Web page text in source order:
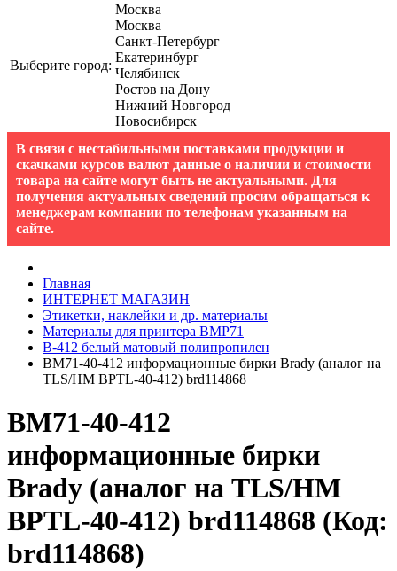
Выберите город:
Москва
Москва
Санкт-Петербург
Екатеринбург
Челябинск
Ростов на Дону
Нижний Новгород
Новосибирск
В связи с нестабильными поставками продукции и
скачками курсов валют данные о наличии и стоимости
товара на сайте могут быть не актуальными. Для
получения актуальных сведений просим обращаться к
менеджерам компании по телефонам указанным на
сайте.
Главная
ИНТЕРНЕТ МАГАЗИН
Этикетки, наклейки и др. материалы
Материалы для принтера BMP71
B-412 белый матовый полипропилен
BM71-40-412 информационные бирки Brady (аналог на
TLS/HM BPTL-40-412) brd114868
BM71-40-412
информационные бирки
Brady (аналог на TLS/HM
BPTL-40-412) brd114868 (Код:
brd114868)